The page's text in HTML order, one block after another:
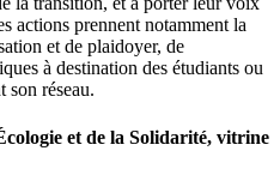
actions prennent notamment la
et de plaidoyer, de
à destination des étudiants ou
son réseau.
et de la Solidarité, vitrine